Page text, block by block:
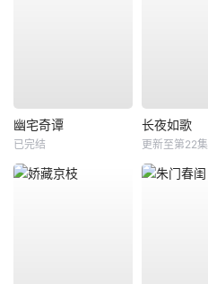
幽宅奇谭
已完结
长夜如歌
更新至第22集